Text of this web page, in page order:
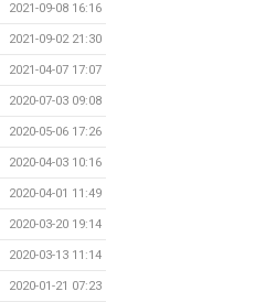
2021-09-08 16:16
2021-09-02 21:30
2021-04-07 17:07
2020-07-03 09:08
2020-05-06 17:26
2020-04-03 10:16
2020-04-01 11:49
2020-03-20 19:14
2020-03-13 11:14
2020-01-21 07:23